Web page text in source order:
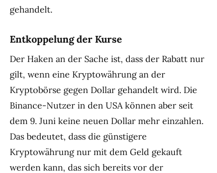
gehandelt.
Entkoppelung der Kurse
Der Haken an der Sache ist, dass der Rabatt nur
gilt, wenn eine Kryptowährung an der
Kryptobörse gegen Dollar gehandelt wird. Die
Binance-Nutzer in den USA können aber seit
dem 9. Juni keine neuen Dollar mehr einzahlen.
Das bedeutet, dass die günstigere
Kryptowährung nur mit dem Geld gekauft
werden kann, das sich bereits vor der